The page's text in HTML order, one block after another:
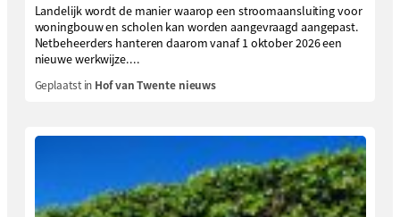
Landelijk wordt de manier waarop een stroomaansluiting voor
woningbouw en scholen kan worden aangevraagd aangepast.
Netbeheerders hanteren daarom vanaf 1 oktober 2026 een
nieuwe werkwijze....
Geplaatst in Hof van Twente nieuws